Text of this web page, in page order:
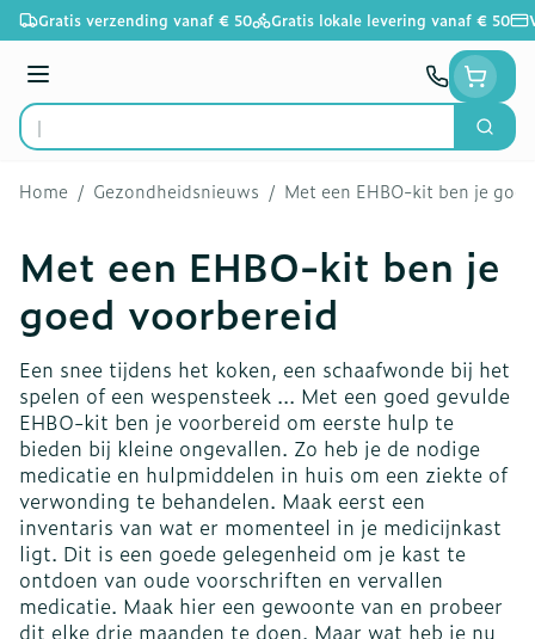
Ga naar de inhoud
Gratis verzending vanaf € 50 Gratis lokale levering vanaf € 50
Menu
Product, merk, categorie...
Zoek
Home / Gezondheidsnieuws / Met een EHBO-kit ben je
Met een EHBO-kit ben je
goed voorbereid
Een snee tijdens het koken, een schaafwonde bij het
spelen of een wespensteek ... Met een goed gevulde
EHBO-kit ben je voorbereid om eerste hulp te
bieden bij kleine ongevallen. Zo heb je de nodige
medicatie en hulpmiddelen in huis om een ziekte of
verwonding te behandelen. Maak eerst een
inventaris van wat er momenteel in je medicijnkast
ligt. Dit is een goede gelegenheid om je kast te
ontdoen van oude voorschriften en vervallen
medicatie. Maak hier een gewoonte van en probeer
dit elke drie maanden te doen. Maar wat heb je nu